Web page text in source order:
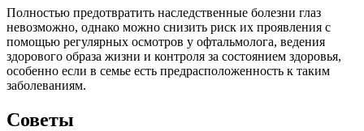
Полностью предотвратить наследственные болезни глаз
невозможно, однако можно снизить риск их проявления с
помощью регулярных осмотров у офтальмолога, ведения
здорового образа жизни и контроля за состоянием здоровья,
особенно если в семье есть предрасположенность к таким
заболеваниям.
Советы